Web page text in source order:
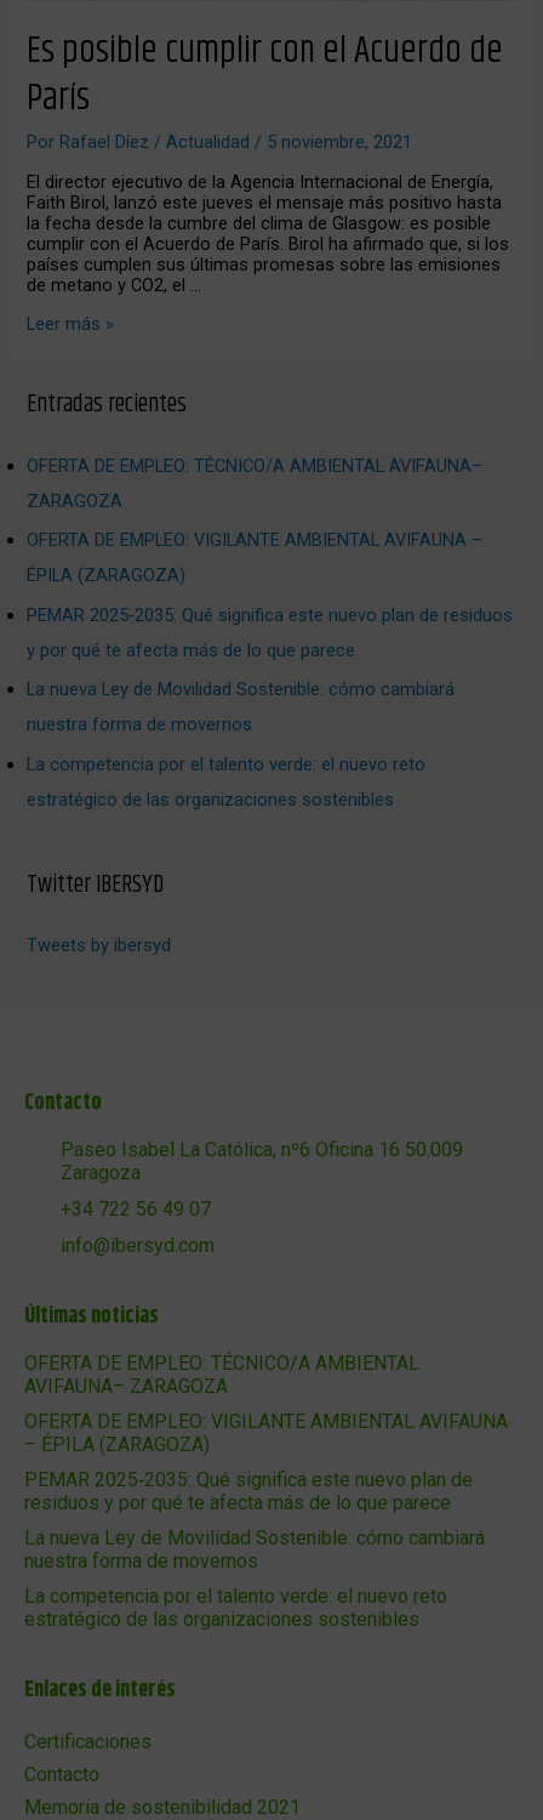
Es posible cumplir con el Acuerdo de
París
Por Rafael Díez / Actualidad / 5 noviembre, 2021
El director ejecutivo de la Agencia Internacional de Energía,
Faith Birol, lanzó este jueves el mensaje más positivo hasta
la fecha desde la cumbre del clima de Glasgow: es posible
cumplir con el Acuerdo de París. Birol ha afirmado que, si los
países cumplen sus últimas promesas sobre las emisiones
de metano y CO2, el …
Leer más »
Entradas recientes
OFERTA DE EMPLEO: TÉCNICO/A AMBIENTAL AVIFAUNA–
ZARAGOZA
OFERTA DE EMPLEO: VIGILANTE AMBIENTAL AVIFAUNA –
ÉPILA (ZARAGOZA)
PEMAR 2025‑2035: Qué significa este nuevo plan de residuos
y por qué te afecta más de lo que parece
La nueva Ley de Movilidad Sostenible: cómo cambiará
nuestra forma de movernos
La competencia por el talento verde: el nuevo reto
estratégico de las organizaciones sostenibles
Twitter IBERSYD
Tweets by ibersyd
Contacto
Paseo Isabel La Católica, nº6 Oficina 16 50.009
Zaragoza
+34 722 56 49 07
info@ibersyd.com
Últimas noticias
OFERTA DE EMPLEO: TÉCNICO/A AMBIENTAL
AVIFAUNA– ZARAGOZA
OFERTA DE EMPLEO: VIGILANTE AMBIENTAL AVIFAUNA
– ÉPILA (ZARAGOZA)
PEMAR 2025‑2035: Qué significa este nuevo plan de
residuos y por qué te afecta más de lo que parece
La nueva Ley de Movilidad Sostenible: cómo cambiará
nuestra forma de movernos
La competencia por el talento verde: el nuevo reto
estratégico de las organizaciones sostenibles
Enlaces de interés
Certificaciones
Contacto
Memoria de sostenibilidad 2021